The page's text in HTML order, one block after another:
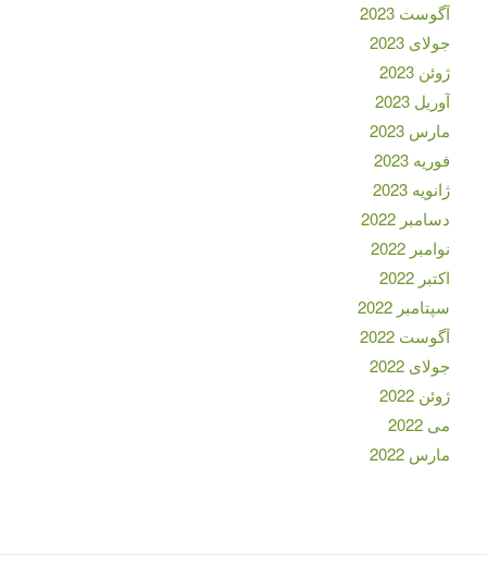
آگوست 2023
جولای 2023
ژوئن 2023
آوریل 2023
مارس 2023
فوریه 2023
ژانویه 2023
دسامبر 2022
نوامبر 2022
اکتبر 2022
سپتامبر 2022
آگوست 2022
جولای 2022
ژوئن 2022
می 2022
مارس 2022